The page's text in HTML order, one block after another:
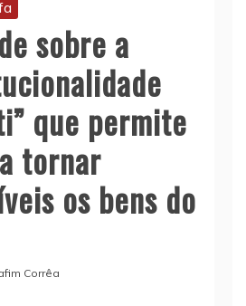
sobre a
que permite
tornar
os bens do
Corrêa